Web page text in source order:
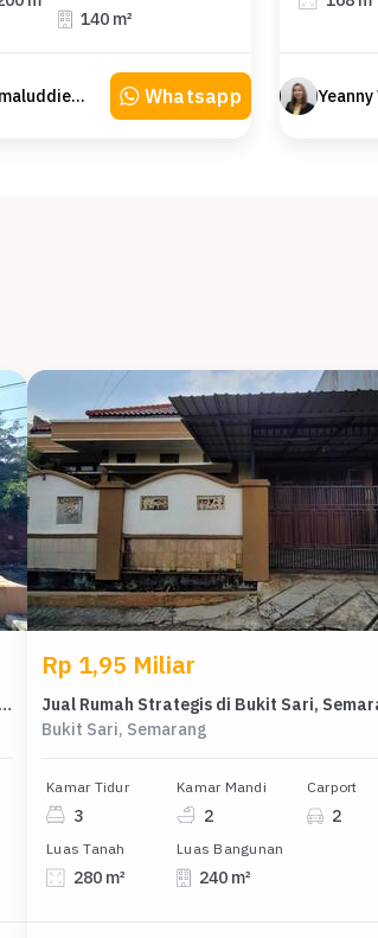
140 m²
Amaluddien Property Whatsapp
Rumah Area Luxury Kalibanteng, Semarang - Harga Menarik 4 Miliar
Rp 1,95 Miliar
Bukit Sari, Semarang
Kamar Tidur
3
Kamar Mandi
2
Carport
2
Luas Tanah
280 m²
Luas Bangunan
240 m²